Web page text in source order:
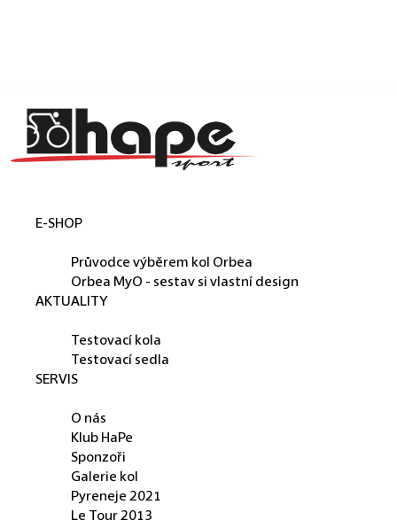
E-SHOP
Průvodce výběrem kol Orbea
Orbea MyO - sestav si vlastní design
AKTUALITY
Testovací kola
Testovací sedla
SERVIS
O nás
Klub HaPe
Sponzoři
Galerie kol
Pyreneje 2021
Le Tour 2013
C
p